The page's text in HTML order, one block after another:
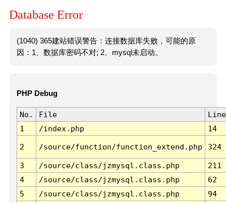
Database Error
(1040) 365建站错误警告：连接数据库失败，可能的原
因：1、数据库密码不对; 2、mysql未启动。
PHP Debug
No. File
Line
1
/index.php 14
2 /source/function/function_extend.php 324
3 /source/class/jzmysql.class.php
211
4
/source/class/jzmysql.class.php
62
5
/source/class/jzmysql.class.php
94